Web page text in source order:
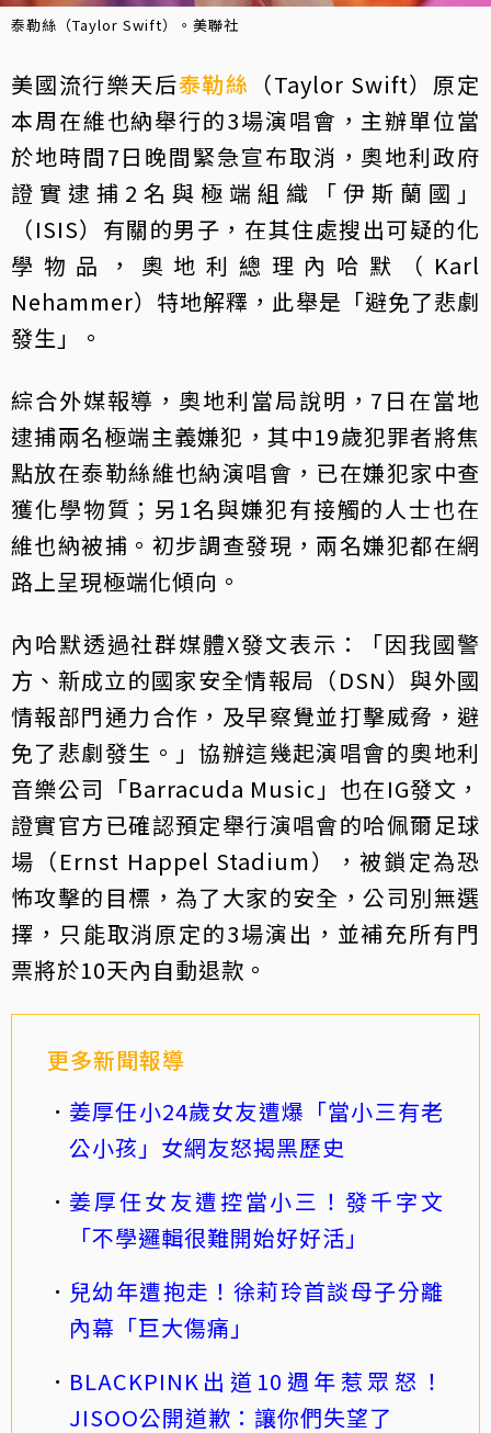
泰勒絲（Taylor Swift）。美聯社
美國流行樂天后泰勒絲 （Taylor Swift）原定
本周在維也納舉行的3場演唱會，主辦單位當
於地時間7日晚間緊急宣布取消，奧地利政府
證實逮捕2名與極端組織「伊斯蘭國」
（ISIS）有關的男子，在其住處搜出可疑的化
學物品，奧地利總理內哈默（Karl
Nehammer）特地解釋，此舉是「避免了悲劇
發生」。
綜合外媒報導，奧地利當局說明，7日在當地
逮捕兩名極端主義嫌犯，其中19歲犯罪者將焦
點放在泰勒絲維也納演唱會，已在嫌犯家中查
獲化學物質；另1名與嫌犯有接觸的人士也在
維也納被捕。初步調查發現，兩名嫌犯都在網
路上呈現極端化傾向。
內哈默透過社群媒體X發文表示：「因我國警
方、新成立的國家安全情報局（DSN）與外國
情報部門通力合作，及早察覺並打擊威脅，避
免了悲劇發生。」協辦這幾起演唱會的奧地利
音樂公司「Barracuda Music」也在IG發文，
證實官方已確認預定舉行演唱會的哈佩爾足球
場（Ernst Happel Stadium），被鎖定為恐
怖攻擊的目標，為了大家的安全，公司別無選
擇，只能取消原定的3場演出，並補充所有門
票將於10天內自動退款。
更多新聞報導
姜厚任小24歲女友遭爆「當小三有老
公小孩」女網友怒揭黑歷史
姜厚任女友遭控當小三！發千字文
「不學邏輯很難開始好好活」
兒幼年遭抱走！徐莉玲首談母子分離
內幕「巨大傷痛」
BLACKPINK出道10週年惹眾怒！
JISOO公開道歉：讓你們失望了